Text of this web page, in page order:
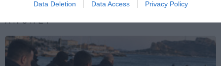
Data Deletion Data Access Privacy Policy
TI POTREBBERO INTERESSARE
ANCHE: